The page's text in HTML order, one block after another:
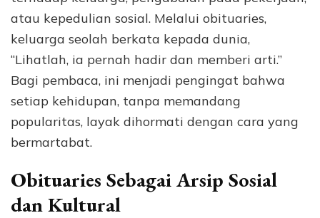
atau kepedulian sosial. Melalui obituaries,
keluarga seolah berkata kepada dunia,
“Lihatlah, ia pernah hadir dan memberi arti.”
Bagi pembaca, ini menjadi pengingat bahwa
setiap kehidupan, tanpa memandang
popularitas, layak dihormati dengan cara yang
bermartabat.
Obituaries Sebagai Arsip Sosial
dan Kultural